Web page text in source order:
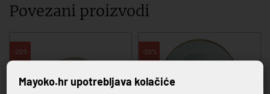
Povezani proizvodi
-20% -20%
Mayoko.hr upotrebljava kolačiće